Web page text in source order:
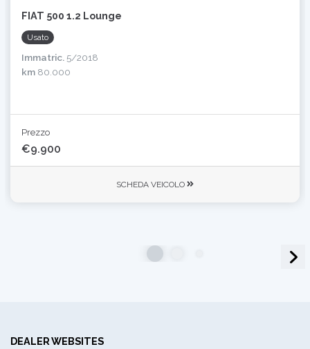
FIAT 500 1.2 Lounge
Usato
Immatric. 5/2018
km 80.000
Prezzo
€9.900
SCHEDA VEICOLO
DEALER WEBSITES